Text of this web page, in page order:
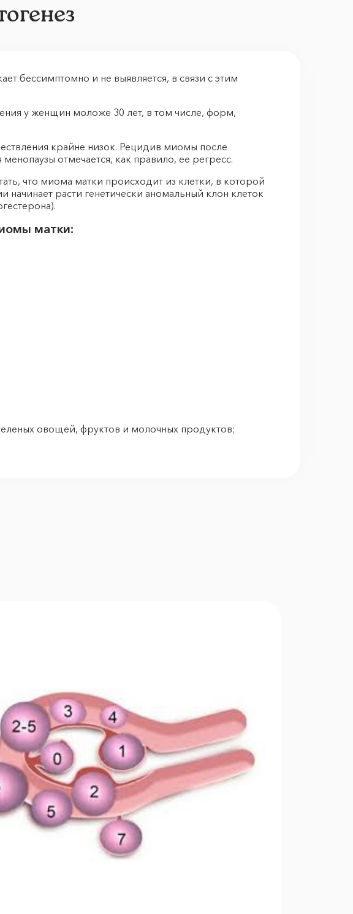
бессимптомно и не выявляется, в связи с этим
у женщин моложе 30 лет, в том числе, форм,
крайне низок. Рецидив миомы после
отмечается, как правило, ее регресс.
что миома матки происходит из клетки, в которой
расти генетически аномальный клон клеток
матки:
овощей, фруктов и молочных продуктов;